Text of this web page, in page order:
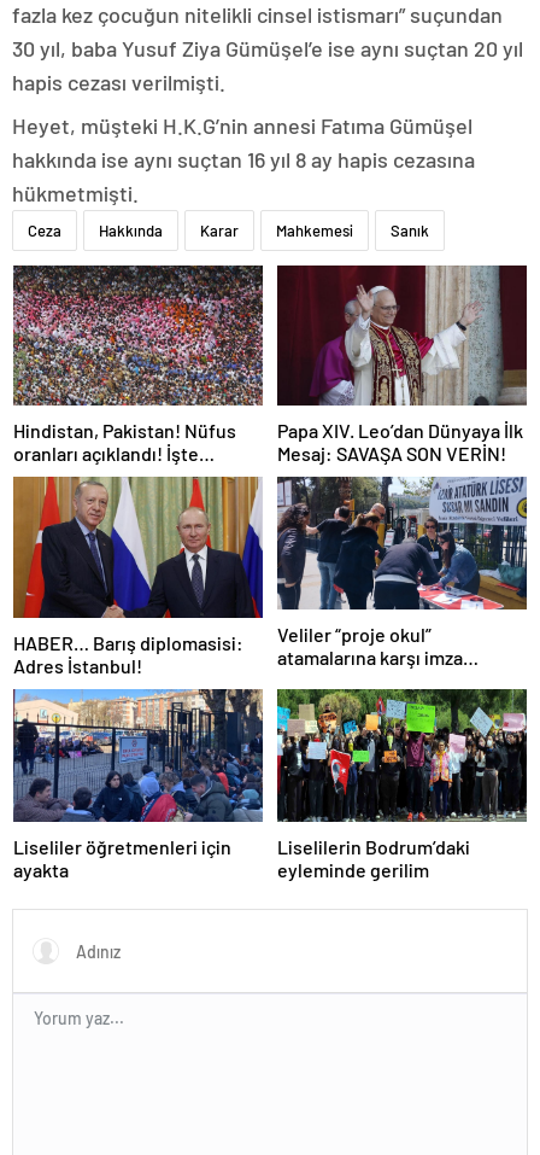
fazla kez çocuğun nitelikli cinsel istismarı” suçundan
30 yıl, baba Yusuf Ziya Gümüşel’e ise aynı suçtan 20 yıl
hapis cezası verilmişti.
Heyet, müşteki H.K.G’nin annesi Fatıma Gümüşel
hakkında ise aynı suçtan 16 yıl 8 ay hapis cezasına
hükmetmişti.
Ceza Hakkında Karar Mahkemesi Sanık
Hindistan, Pakistan! Nüfus
oranları açıklandı! İşte
Dünyanın en kalabalık ülkesi!
Dünya haritası ülkeler!
Papa XIV. Leo’dan Dünyaya İlk
Mesaj: SAVAŞA SON VERİN!
HABER… Barış diplomasisi:
Adres İstanbul!
Veliler “proje okul”
atamalarına karşı imza
Liseliler öğretmenleri için
ayakta
Liselilerin Bodrum’daki
eyleminde gerilim